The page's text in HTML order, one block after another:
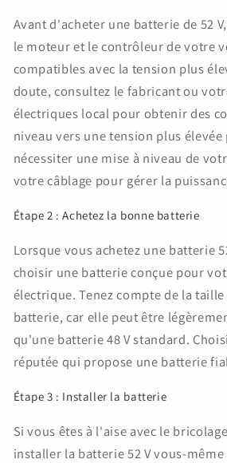
Avant d'acheter une batterie de 52
le moteur et le contrôleur de votre
compatibles avec la tension plus
doute, consultez le fabricant ou
électriques local pour obtenir des
niveau vers une tension plus
nécessiter une mise à niveau de
votre câblage pour gérer la
Étape 2 : Achetez la bonne batterie
Lorsque vous achetez une batterie
choisir une batterie conçue pour
électrique. Tenez compte de la
batterie, car elle peut être
qu'une batterie 48 V standard.
réputée qui propose une batterie
Étape 3 : Installer la batterie
Si vous êtes à l'aise avec le
installer la batterie 52 V vous-